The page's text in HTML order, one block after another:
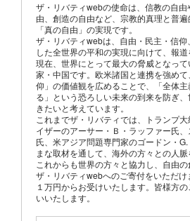
ザ・リバティwebの使命は、信教の自由
由、創造の自由など、宗教的真理と普
「真の自由」の実現です。
ザ・リバティwebは、自由・民主・信
した全世界の平和の実現に向けて、報道
現在、世界にとって最大の脅威となっ
家・中国です。欧米諸国と連携を強め
仰」の価値観を広めることで、「全体
る」という恐ろしい未来の到来を防ぎ
きたいと考えています。
これまでザ・リバティでは、トランプ
イザーのアーサー・Ｂ・ラッファー氏
氏、米アジア問題専門家のゴードン・
まな取材を通して、海外の方々との人脈
これからも世界の方々と協力し、自由の
ザ・リバティwebへのご寄付をいただけ
１万円からお受けいたします。皆様方
いいたします。